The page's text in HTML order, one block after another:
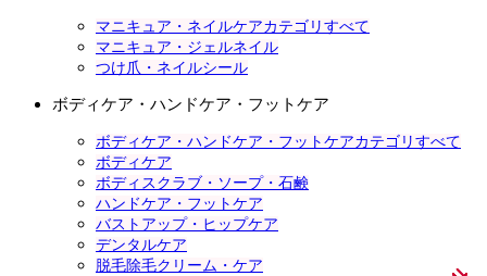
マニキュア・ネイルケアカテゴリすべて
マニキュア・ジェルネイル
つけ爪・ネイルシール
ボディケア・ハンドケア・フットケア
ボディケア・ハンドケア・フットケアカテゴリすべて
ボディケア
ボディスクラブ・ソープ・石鹸
ハンドケア・フットケア
バストアップ・ヒップケア
デンタルケア
脱毛除毛クリーム・ケア